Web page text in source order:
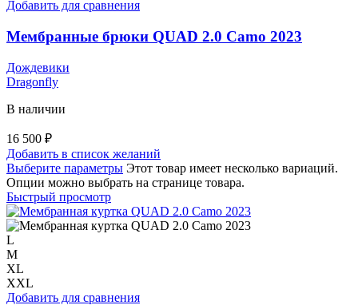
Добавить для сравнения
Мембранные брюки QUAD 2.0 Camo 2023
Дождевики
Dragonfly
В наличии
16 500 ₽
Добавить в список желаний
Выберите параметры Этот товар имеет несколько вариаций.
Опции можно выбрать на странице товара.
Быстрый просмотр
L
M
XL
XXL
Добавить для сравнения